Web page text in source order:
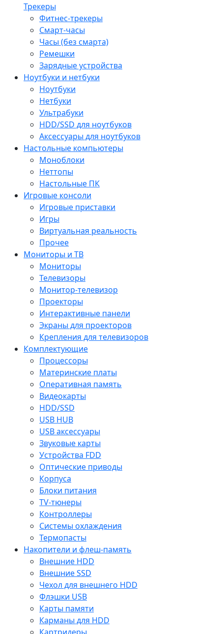
Трекеры
Фитнес-трекеры
Смарт-часы
Часы (без смарта)
Ремешки
Зарядные устройства
Ноутбуки и нетбуки
Ноутбуки
Нетбуки
Ультрабуки
HDD/SSD для ноутбуков
Аксессуары для ноутбуков
Настольные компьютеры
Моноблоки
Неттопы
Настольные ПК
Игровые консоли
Игровые приставки
Игры
Виртуальная реальность
Прочее
Мониторы и ТВ
Мониторы
Телевизоры
Монитор-телевизор
Проекторы
Интерактивные панели
Экраны для проекторов
Крепления для телевизоров
Комплектующие
Процессоры
Материнские платы
Оперативная память
Видеокарты
HDD/SSD
USB HUB
USB аксессуары
Звуковые карты
Устройства FDD
Оптические приводы
Корпуса
Блоки питания
TV-тюнеры
Контроллеры
Системы охлаждения
Термопасты
Накопители и флеш-память
Внешние HDD
Внешние SSD
Чехол для внешнего HDD
Флэшки USB
Карты памяти
Карманы для HDD